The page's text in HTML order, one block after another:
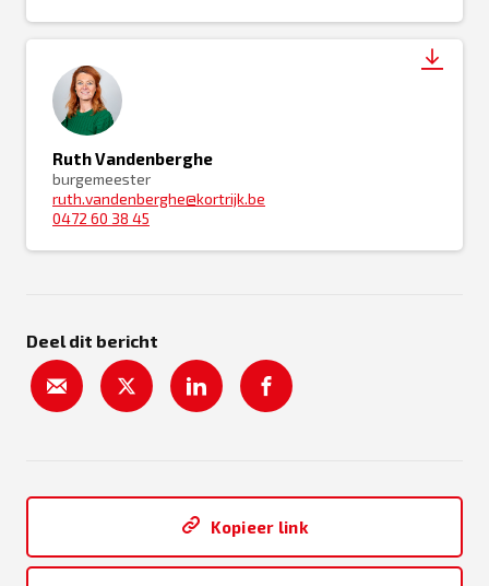
Ruth Vandenberghe
burgemeester
ruth.vandenberghe@kortrijk.be
0472 60 38 45
Deel dit bericht
Kopieer link